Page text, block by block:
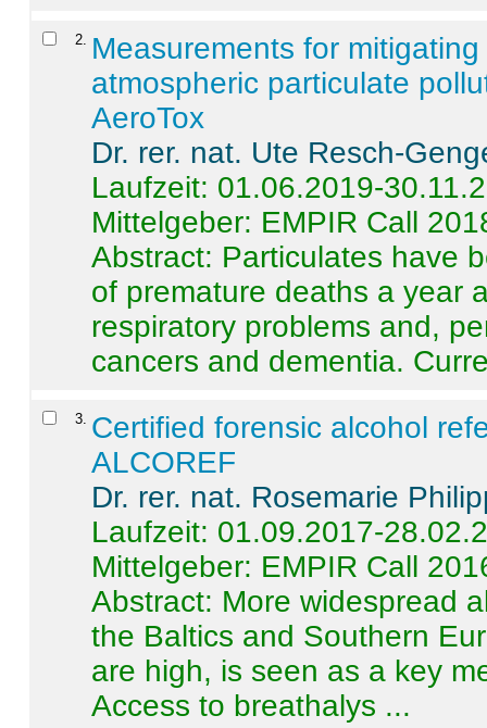
2
Measurements for
atmospheric particulate
AeroTox
Dr. rer. nat. Ute Resch-
Laufzeit: 01.06.2019-
Mittelgeber: EMPIR Call
Abstract: Particulates have
of premature deaths a year
respiratory problems and,
cancers and dementia.
3 Certified forensic alcohol
ALCOREF
Dr. rer. nat. Rosemarie
Laufzeit: 01.09.2017-
Mittelgeber: EMPIR Call
Abstract: More widespread
the Baltics and Southern
are high, is seen as a key
Access to breathalys ...